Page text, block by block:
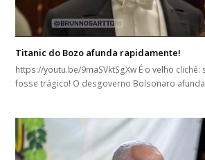
Titanic do Bozo afunda rapidamente!
https://youtu.be/9maSVktSgXw É o velho
fosse trágico! O desgoverno Bolsonaro